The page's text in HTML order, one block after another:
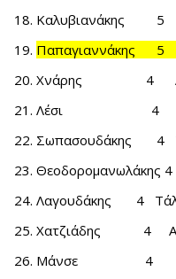
Καλυβιανάκης 5
Παπαγιαννάκης
Χνάρης 4
Λέσι 4
Σωπασουδάκης 4
Λαγουδάκης 4
Χατζιάδης 4
Μάνσε 4